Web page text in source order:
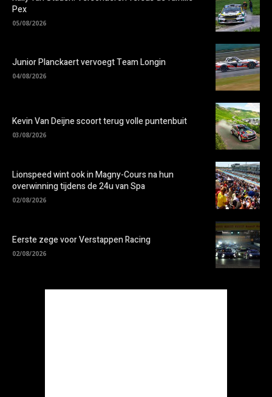
Pex
05/08/2026
Junior Planckaert vervoegt Team Longin
04/08/2026
Kevin Van Deijne scoort terug volle puntenbuit
03/08/2026
Lionspeed wint ook in Magny-Cours na hun
overwinning tijdens de 24u van Spa
02/08/2026
Eerste zege voor Verstappen Racing
02/08/2026